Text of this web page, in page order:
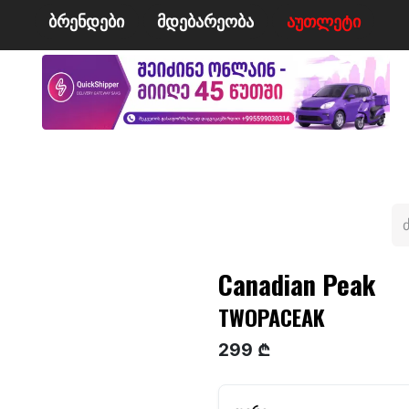
ბრენდები მდე​​ბარეობა ა​​უ​​​​​​თლეტი
Canadian Peak
TWOPACEAK
299 ₾